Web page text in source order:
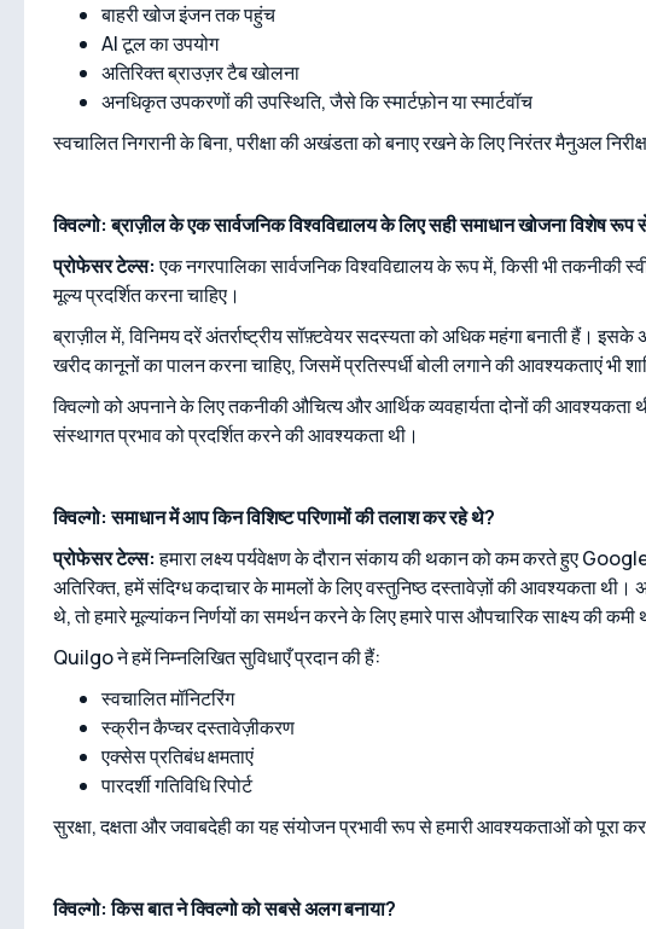
बाहरी खोज इंजन तक पहुंच
AI टूल का उपयोग
अतिरिक्त ब्राउज़र टैब खोलना
अनधिकृत उपकरणों की उपस्थिति, जैसे कि स्मार्टफ़ोन या स्मार्टवॉच
स्वचालित निगरानी के बिना, परीक्षा की अखंडता को बनाए रखने के लिए निरंतर मैनुअल
क्विल्गो: ब्राज़ील के एक सार्वजनिक विश्वविद्यालय के लिए सही समाधान खोजना विशेष रूप
प्रोफेसर टेल्स:एक नगरपालिका सार्वजनिक विश्वविद्यालय के रूप में, किसी भी तकनीकी
मूल्य प्रदर्शित करना चाहिए।
ब्राज़ील में, विनिमय दरें अंतर्राष्ट्रीय सॉफ़्टवेयर सदस्यता को अधिक महंगा बनाती हैं।
खरीद कानूनों का पालन करना चाहिए, जिसमें प्रतिस्पर्धी बोली लगाने की आवश्यकताएं भी
क्विल्गो को अपनाने के लिए तकनीकी औचित्य और आर्थिक व्यवहार्यता दोनों की आवश्यकता
संस्थागत प्रभाव को प्रदर्शित करने की आवश्यकता थी।
क्विल्गो: समाधान में आप किन विशिष्ट परिणामों की तलाश कर रहे थे?
प्रोफेसर टेल्स:हमारा लक्ष्य पर्यवेक्षण के दौरान संकाय की थकान को कम करते हुए Google
अतिरिक्त, हमें संदिग्ध कदाचार के मामलों के लिए वस्तुनिष्ठ दस्तावेज़ों की आवश्यकता
थे, तो हमारे मूल्यांकन निर्णयों का समर्थन करने के लिए हमारे पास औपचारिक साक्ष्य की कमी
Quilgo ने हमें निम्नलिखित सुविधाएँ प्रदान की हैं:
स्वचालित मॉनिटरिंग
स्क्रीन कैप्चर दस्तावेज़ीकरण
एक्सेस प्रतिबंध क्षमताएं
पारदर्शी गतिविधि रिपोर्ट
सुरक्षा, दक्षता और जवाबदेही का यह संयोजन प्रभावी रूप से हमारी आवश्यकताओं को पूरा
क्विल्गो: किस बात ने क्विल्गो को सबसे अलग बनाया?